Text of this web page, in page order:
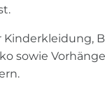
Kinderkleidung,
sowie